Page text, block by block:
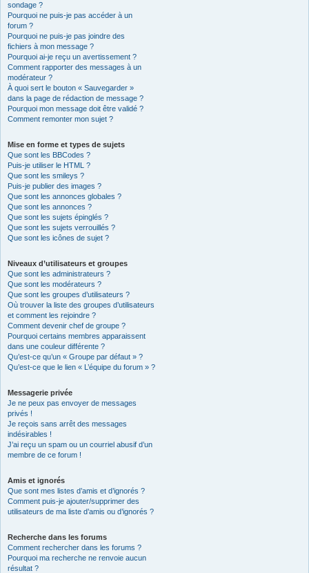
sondage ?
Pourquoi ne puis-je pas accéder à un
forum ?
Pourquoi ne puis-je pas joindre des
fichiers à mon message ?
Pourquoi ai-je reçu un avertissement ?
Comment rapporter des messages à un
modérateur ?
À quoi sert le bouton « Sauvegarder »
dans la page de rédaction de message ?
Pourquoi mon message doit être validé ?
Comment remonter mon sujet ?
Mise en forme et types de sujets
Que sont les BBCodes ?
Puis-je utiliser le HTML ?
Que sont les smileys ?
Puis-je publier des images ?
Que sont les annonces globales ?
Que sont les annonces ?
Que sont les sujets épinglés ?
Que sont les sujets verrouillés ?
Que sont les icônes de sujet ?
Niveaux d’utilisateurs et groupes
Que sont les administrateurs ?
Que sont les modérateurs ?
Que sont les groupes d’utilisateurs ?
Où trouver la liste des groupes d’utilisateurs
et comment les rejoindre ?
Comment devenir chef de groupe ?
Pourquoi certains membres apparaissent
dans une couleur différente ?
Qu’est-ce qu’un « Groupe par défaut » ?
Qu’est-ce que le lien « L’équipe du forum » ?
Messagerie privée
Je ne peux pas envoyer de messages
privés !
Je reçois sans arrêt des messages
indésirables !
J’ai reçu un spam ou un courriel abusif d’un
membre de ce forum !
Amis et ignorés
Que sont mes listes d’amis et d’ignorés ?
Comment puis-je ajouter/supprimer des
utilisateurs de ma liste d’amis ou d’ignorés ?
Recherche dans les forums
Comment rechercher dans les forums ?
Pourquoi ma recherche ne renvoie aucun
résultat ?